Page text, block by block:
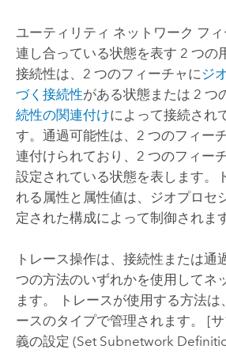
ユーティリティ ネットワーク フ
連し合っている状態を表す 2 つの
接続性は、2 つのフィーチャにジ
づく接続性がある状態または 2 つ
続性の関連付けによって接続され
す。通過可能性は、2 つのフィー
連付けられており、2 つのフィー
設定されている状態を表します。
れる属性と属性値は、ジオプロセ
定された構成によって制御されます
トレース操作は、接続性または通
つの方法のいずれかを使用してネ
ます。 トレースが使用する方法は
ースのタイプで管理されます。 [
義の設定 (Set Subnetwork